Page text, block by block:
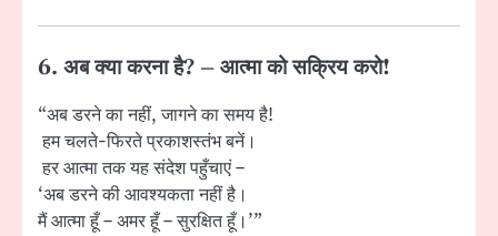
6. अब क्या करना है? – आत्मा को सक्रिय करो!
“अब डरने का नहीं, जागने का समय है!
हम चलते-फिरते प्रकाशस्तंभ बनें।
हर आत्मा तक यह संदेश पहुँचाएं –
‘अब डरने की आवश्यकता नहीं है।
मैं आत्मा हूँ – अमर हूँ – सुरक्षित हूँ।'”